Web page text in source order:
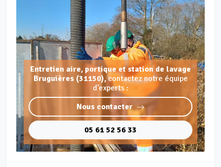
Entretien aire, portique et station de lavage
Bruguières (31150),contactez notre équipe
d'experts :
Nous contacter
05 61 52 56 33